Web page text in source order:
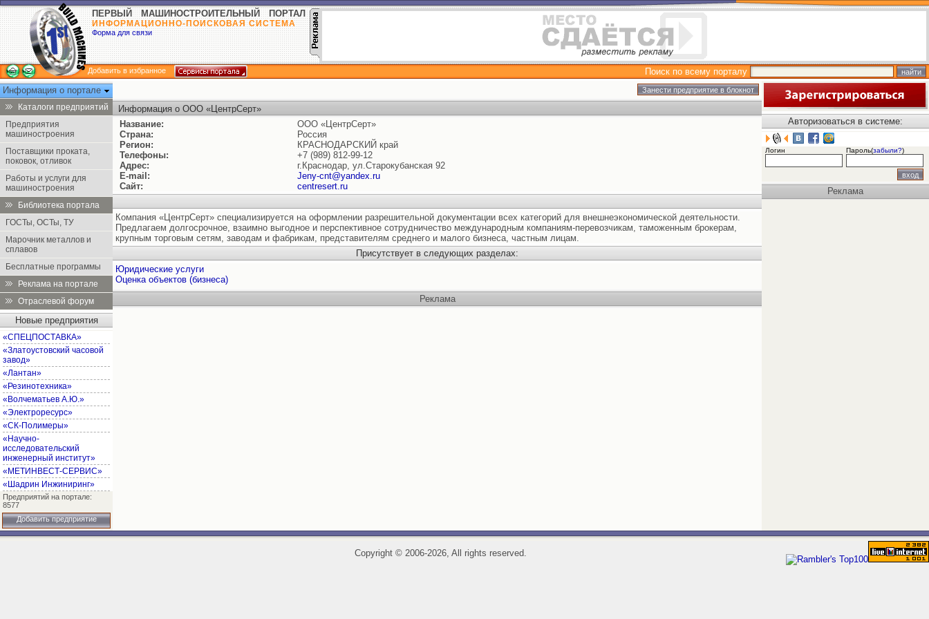
ПЕРВЫЙ МАШИНОСТРОИТЕЛЬНЫЙ ПОРТАЛ
ИНФОРМАЦИОННО-ПОИСКОВАЯ СИСТЕМА
Форма для связи
Добавить в избранное
Поиск по всему порталу
Информация о портале
Каталоги предприятий
Предприятия
машиностроения
Поставщики проката,
поковок, отливок
Работы и услуги для
машиностроения
Библиотека портала
ГОСТы, ОСТы, ТУ
Марочник металлов и
сплавов
Бесплатные программы
Реклама на портале
Отраслевой форум
Новые предприятия
«СПЕЦПОСТАВКА»
«Златоустовский часовой
завод»
«Лантан»
«Резинотехника»
«Волчематьев А.Ю.»
«Электроресурс»
«СК-Полимеры»
«Научно-
исследовательский
инженерный институт»
«МЕТИНВЕСТ-СЕРВИС»
«Шадрин Инжиниринг»
Предприятий на портале:
8577
Добавить предприятие
Информация о ООО «ЦентрСерт»
Название:
ООО «ЦентрСерт»
Страна:
Россия
Регион:
КРАСНОДАРСКИЙ край
Телефоны:
+7 (989) 812-99-12
Адрес:
г.Краснодар, ул.Старокубанская 92
E-mail:
Jeny-cnt@yandex.ru
Сайт:
centresert.ru
Компания «ЦентрСерт» специализируется на оформлении разрешительной документации всех категорий для внешнеэкономической деятельности.
Предлагаем долгосрочное, взаимно выгодное и перспективное сотрудничество международным компаниям-перевозчикам, таможенным брокерам,
крупным торговым сетям, заводам и фабрикам, представителям среднего и малого бизнеса, частным лицам.
Присутствует в следующих разделах:
Юридические услуги
Оценка объектов (бизнеса)
Реклама
Авторизоваться в системе:
Логин Пароль(забыли?)
Реклама
Copyright ©2006-2026, All rights reserved.